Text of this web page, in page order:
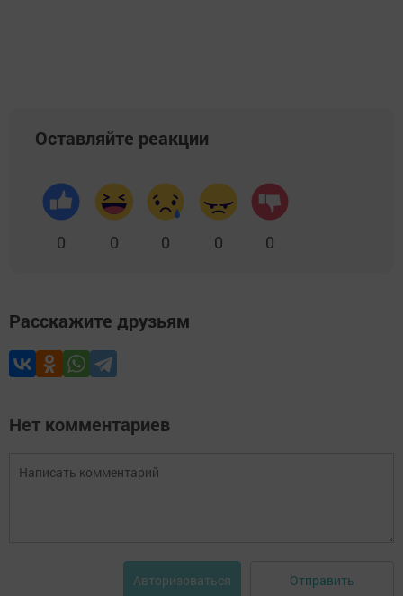
Оставляйте реакции
0 0 0 0 0
Расскажите друзьям
Нет комментариев
Авторизоваться Отправить